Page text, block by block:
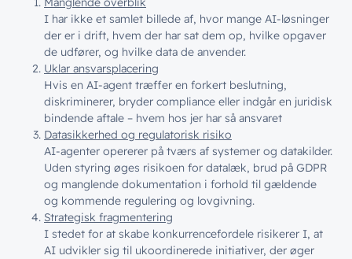
I har ikke et samlet billede af, hvor mange AI-løsninger
der er i drift, hvem der har sat dem op, hvilke opgaver
de udfører, og hvilke data de anvender.
Uklar ansvarsplacering
Hvis en AI-agent træffer en forkert beslutning,
diskriminerer, bryder compliance eller indgår en juridisk
bindende aftale – hvem hos jer har så ansvaret
Datasikkerhed og regulatorisk risiko
AI-agenter opererer på tværs af systemer og datakilder.
Uden styring øges risikoen for datalæk, brud på GDPR
og manglende dokumentation i forhold til gældende
og kommende regulering og lovgivning.
Strategisk fragmentering
I stedet for at skabe konkurrencefordele risikerer I, at
AI udvikler sig til ukoordinerede initiativer, der øger